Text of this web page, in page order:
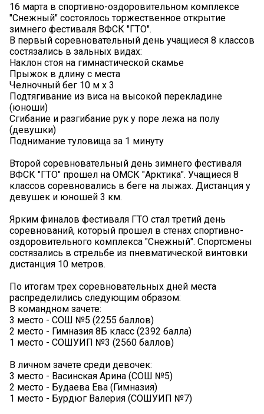
16 марта в спортивно-оздоровительном комплексе
"Снежный" состоялось торжественное открытие
зимнего фестиваля ВФСК "ГТО".
В первый соревновательный день учащиеся 8 классов
состязались в зальных видах:
Наклон стоя на гимнастической скамье
Прыжок в длину с места
Челночный бег 10 м х 3
Подтягивание из виса на высокой перекладине
(юноши)
Сгибание и разгибание рук у поре лежа на полу
(девушки)
Поднимание туловища за 1 минуту
Второй соревновательный день зимнего фестиваля
ВФСК "ГТО" прошел на ОМСК "Арктика". Учащиеся 8
классов соревновались в беге на лыжах. Дистанция у
девушек и юношей 3 км.
Ярким финалов фестиваля ГТО стал третий день
соревнований, который прошел в стенах спортивно-
оздоровительного комплекса "Снежный". Спортсмены
состязались в стрельбе из пневматической винтовки
дистанция 10 метров.
По итогам трех соревновательных дней места
распределились следующим образом:
В командном зачете:
3 место - СОШ №5 (2255 баллов)
2 место - Гимназия 8Б класс (2392 балла)
1 место - СОШУИП №3 (2560 баллов)
В личном зачете среди девочек:
3 место - Васинская Арина (СОШ №5)
2 место - Будаева Ева (Гимназия)
1 место - Бурдюг Валерия (СОШУИП №7)